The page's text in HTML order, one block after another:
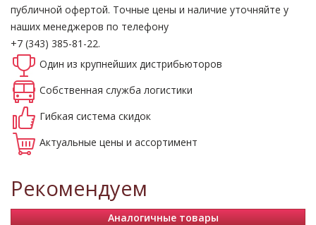
публичной офертой. Точные цены и наличие уточняйте у
наших менеджеров по телефону
+7 (343) 385-81-22.
Один из крупнейших дистрибьюторов
Собственная служба логистики
Гибкая система скидок
Актуальные цены и ассортимент
Рекомендуем
Аналогичные товары